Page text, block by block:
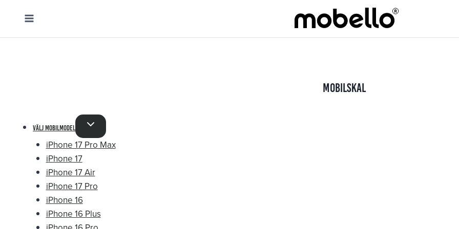
Mobilskal
välj mobilmodel
iPhone 17 Pro Max
iPhone 17
iPhone 17 Air
iPhone 17 Pro
iPhone 16
iPhone 16 Plus